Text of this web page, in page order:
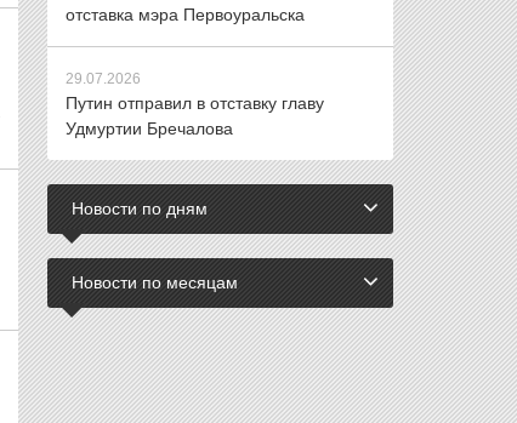
отставка мэра Первоуральска
29.07.2026
Путин отправил в отставку главу
Удмуртии Бречалова
Новости по дням
Новости по месяцам